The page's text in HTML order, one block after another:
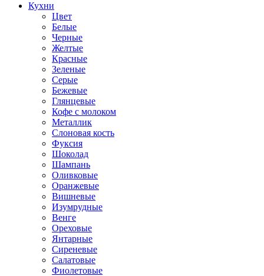
Кухни
Цвет
Белые
Черные
Желтые
Красные
Зеленые
Серые
Бежевые
Глянцевые
Кофе с молоком
Металлик
Слоновая кость
Фуксия
Шоколад
Шампань
Оливковые
Оранжевые
Вишневые
Изумрудные
Венге
Ореховые
Янтарные
Сиреневые
Салатовые
Фиолетовые